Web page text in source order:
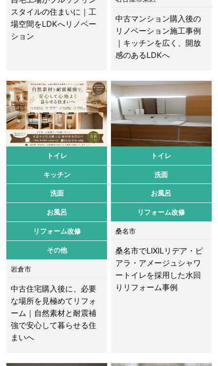
スタイルの住まいに｜工
場空間をLDKへリノベー
ション
中古マンション購入後の
リノベーション施工事例
｜キッチンを広く、開放
感のあるLDKへ
トイレ
キッチン
洗面
お風呂
リフォーム改修
その他
岩倉市
中古住宅購入後に、必要
な場所を見極めてリフォ
ーム｜自然素材と耐震補
強で安心して暮らせる住
まいへ
トイレ
洗面
お風呂
リフォーム改修
桑名市
桑名市でLIXILリデア・ピ
アラ・アメージュシャワ
ートイレを採用した水回
りリフォーム事例